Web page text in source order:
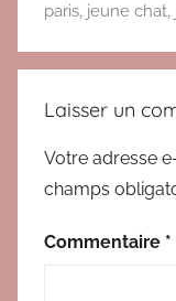
o
t
n
c
a
paris, jeune chat,
Laisser un
Votre adresse
champs
Commentaire *